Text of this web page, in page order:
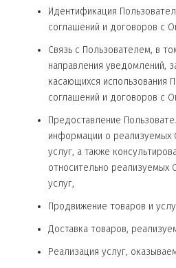
Идентификация
соглашений и договоров с
Связь с Пользователем, в
направления уведомлений,
касающихся использования
соглашений и договоров с
Предоставление
информации о реализуемых
услуг, а также
относительно реализуемых
услуг,
Продвижение товаров и
Доставка товаров,
Реализация услуг,